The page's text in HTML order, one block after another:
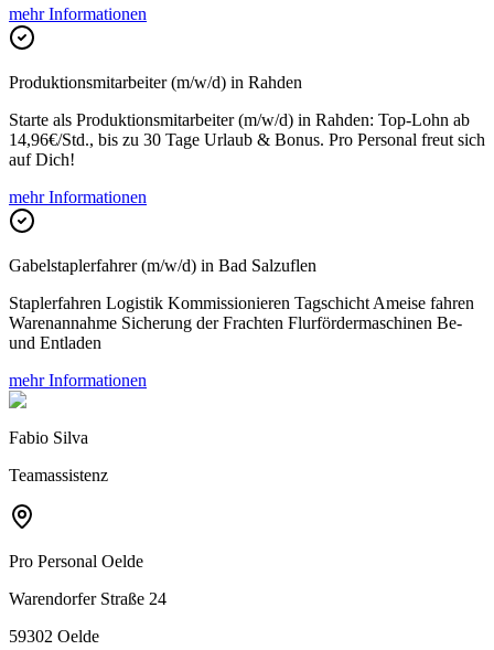
mehr Informationen
Produktionsmitarbeiter (m/w/d) in Rahden
Starte als Produktionsmitarbeiter (m/w/d) in Rahden: Top-Lohn ab
14,96€/Std., bis zu 30 Tage Urlaub & Bonus. Pro Personal freut sich
auf Dich!
mehr Informationen
Gabelstaplerfahrer (m/w/d) in Bad Salzuflen
Staplerfahren Logistik Kommissionieren Tagschicht Ameise fahren
Warenannahme Sicherung der Frachten Flurfördermaschinen Be-
und Entladen
mehr Informationen
Fabio Silva
Teamassistenz
Pro Personal Oelde
Warendorfer Straße 24
59302 Oelde